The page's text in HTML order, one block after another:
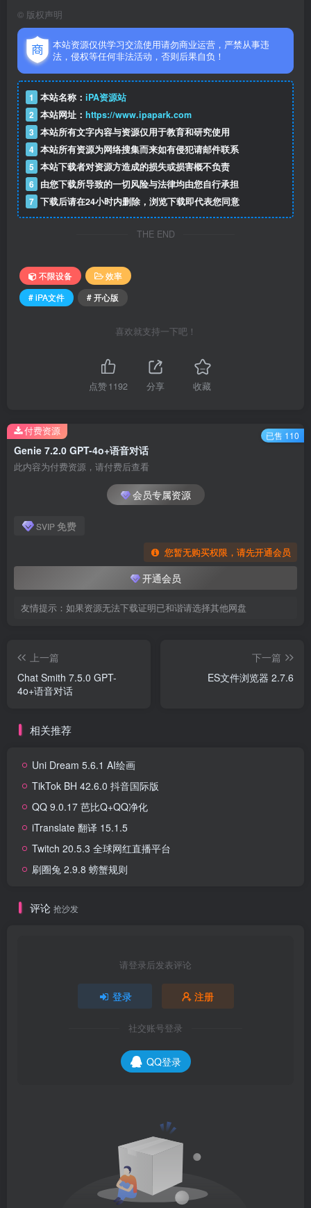
© 版权声明
本站资源仅供学习交流使用请勿商业运营，严禁从事违
法，侵权等任何非法活动，否则后果自负！
1 本站名称： iPA资源站
2 本站网址： https://www.ipapark.com
3 本站所有文字内容与资源仅用于教育和研究使用
4 本站所有资源为网络搜集而来如有侵犯请邮件联系
5 本站下载者对资源方造成的损失或损害概不负责
6 由您下载所导致的一切风险与法律均由您自行承担
7 下载后请在24小时内删除，浏览下载即代表您同意
THE END
不限设备
效率
# iPA文件
# 开心版
喜欢就支持一下吧！
点赞1192 分享 收藏
Genie 7.2.0 GPT-4o+语音对话
此内容为付费资源，请付费后查看
会员专属资源
SVIP 免费
您暂无购买权限，请先开通会员
开通会员
友情提示：如果资源无法下载证明已和谐请选择其他网盘
付费资源 已售 110
上一篇
Chat Smith 7.5.0 GPT-
4o+语音对话
下一篇
ES文件浏览器 2.7.6
相关推荐
Uni Dream 5.6.1 AI绘画
TikTok BH 42.6.0 抖音国际版
QQ 9.0.17 芭比Q+QQ净化
iTranslate 翻译 15.1.5
Twitch 20.5.3 全球网红直播平台
刷圈兔 2.9.8 螃蟹规则
评论 抢沙发
请登录后发表评论
登录 注册
社交账号登录
QQ登录